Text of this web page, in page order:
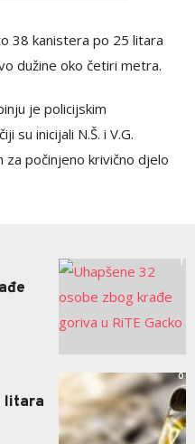
38 kanistera po 25 litara
dužine oko četiri metra.
je policijskim
su inicijali N.Š. i V.G.
počinjeno krivično djelo
1
litara
0